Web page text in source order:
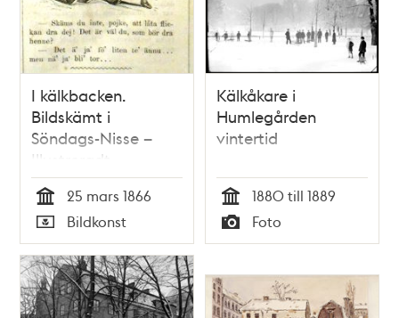
I kälkbacken.
Bildskämt i
Söndags-Nisse –
Illustreradt
Veckoblad för
Skämt, Humor och
Satir, nr 12, den 25
mars 1866
Tid
25 mars 1866
Typ
Bildkonst
Kälkåkare i
Humlegården
vintertid
Tid
1880 till 1889
Typ
Foto